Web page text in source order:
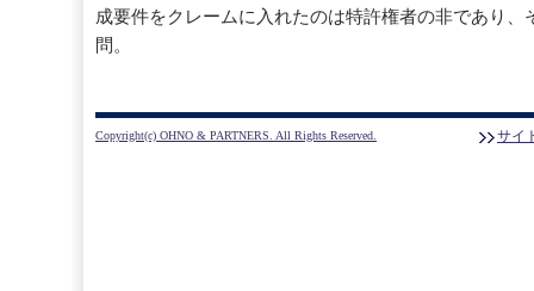
成要件をクレームに入れたのは特許権者の非であり
問。
Copyright(c) OHNO & PARTNERS. All Rights Reserved. サイ